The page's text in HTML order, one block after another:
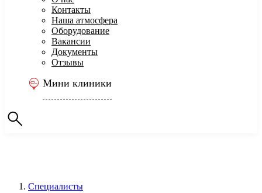
Контакты
Наша атмосфера
Оборудование
Вакансии
Документы
Отзывы
Мини клиники
Специалисты